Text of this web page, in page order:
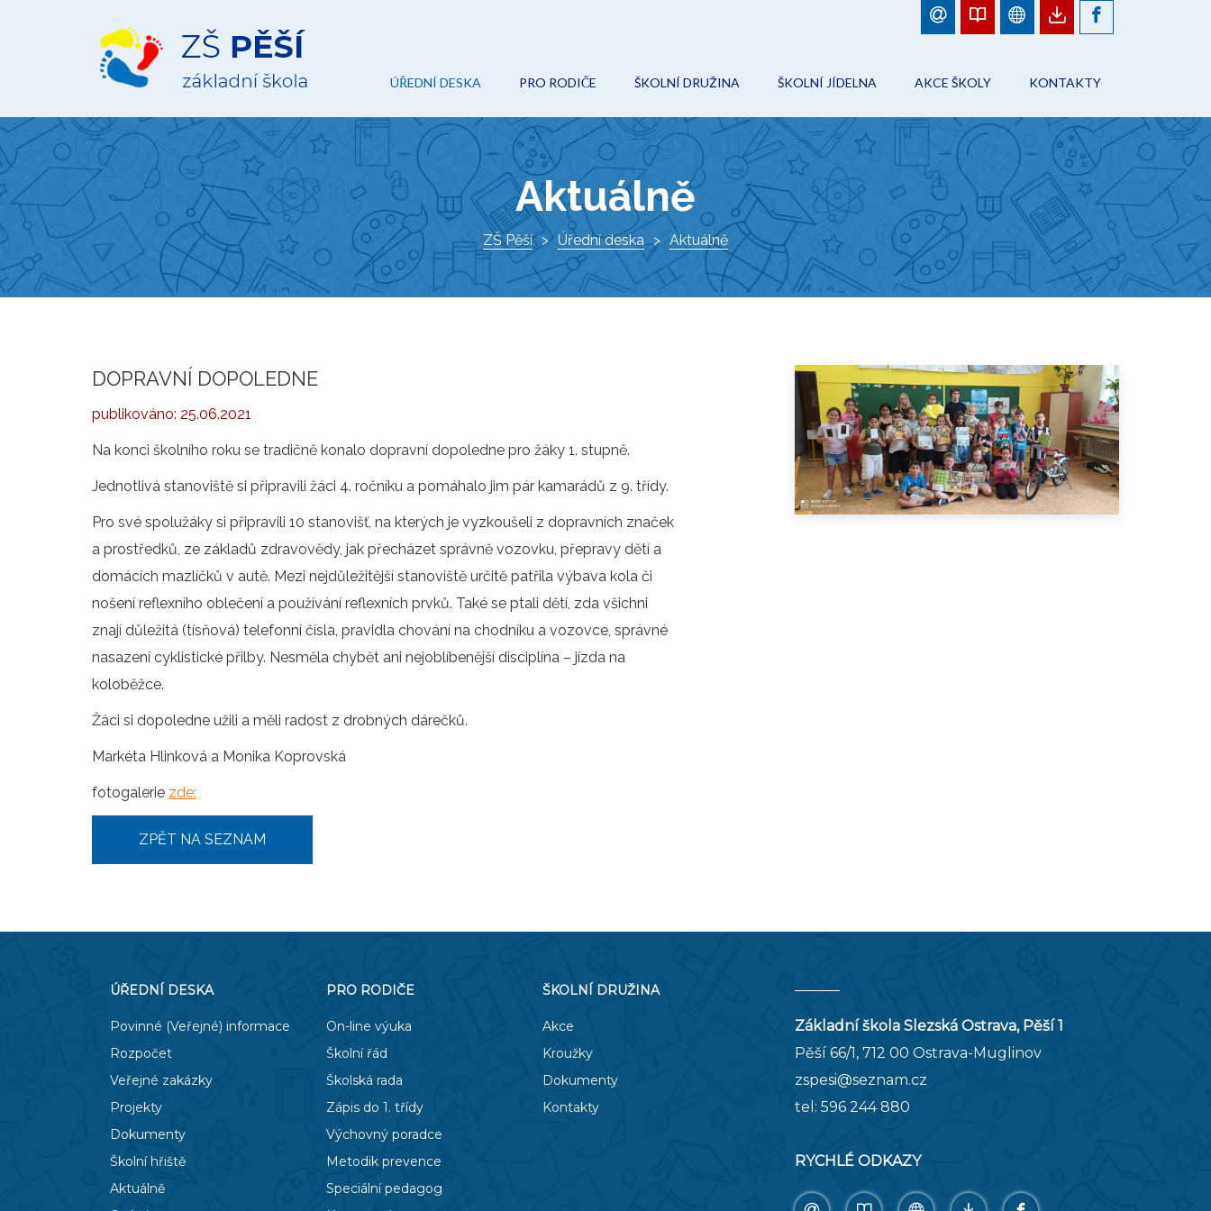
ZŠ
Pěší
ÚŘEDNÍ DESKA
POVINNÉ (VEŘEJNÉ) INFORMACE
ROZPOČET
VEŘEJNÉ ZAKÁZKY
PROJEKTY
DOKUMENTY
PRO RODIČE
ON-LINE VÝUKA
ŠKOLNÍ ŘÁD
ŠKOLSKÁ RADA
ZÁPIS DO 1. TŘÍDY
VÝCHOVNÝ PORADCE
ŠPP
ŠKOLNÍ DRUŽINA
AKCE
KROUŽKY
DOKUMENTY
KONTAKTY
ŠKOLNÍ JÍDELNA
OBJEDNÁVKY JÍDEL
ŘÁD ŠKOLNÍHO STRAVOVÁNÍ
INFORMACE
KONTAKTY
AKCE ŠKOLY
FOTOGALERIE
PLÁN AKCÍ
AKCE ŠKOLY
KONTAKTY
ŠKOLA
PRACOVNÍCI ŠKOLY
ŠKOLNÍ JÍDELNA
ŠKOLNÍ DRUŽINA
Aktuálně
ZŠ Pěší Úřední deska Aktuálně
DOPRAVNÍ DOPOLEDNE
publikováno: 25.06.2021
Na konci školního roku se tradičně konalo dopravní dopoledne pro žáky 1. stupně.
Jednotlivá stanoviště si připravili žáci 4. ročníku a pomáhalo jim pár kamarádů z 9. třídy.
Pro své spolužáky si připravili 10 stanovišť, na kterých je vyzkoušeli z dopravních značek
a prostředků, ze základů zdravovědy, jak přecházet správně vozovku, přepravy dětí a
domácích mazlíčků v autě. Mezi nejdůležitější stanoviště určitě patřila výbava kola či
nošení reflexního oblečení a používání reflexních prvků. Také se ptali dětí, zda všichni
znají důležitá (tísňová) telefonní čísla, pravidla chování na chodníku a vozovce, správné
nasazení cyklistické přilby. Nesměla chybět ani nejoblíbenější disciplína – jízda na
koloběžce.
Žáci si dopoledne užili a měli radost z drobných dárečků.
Markéta Hlinková a Monika Koprovská
fotogalerie zde:
ZPĚT NA SEZNAM
ÚŘEDNÍ DESKA
Povinné (Veřejné) informace
Rozpočet
Veřejné zakázky
Projekty
Dokumenty
Školní hřiště
Aktuálně
PRO RODIČE
On-line výuka
Školní řád
Školská rada
Zápis do 1. třídy
Výchovný poradce
Metodik prevence
Speciální pedagog
ŠKOLNÍ DRUŽINA
Akce
Kroužky
Dokumenty
Kontakty
Základní škola Slezská Ostrava, Pěší 1
Pěší 66/1, 712 00 Ostrava-Muglinov
zspesi@seznam.cz
tel: 596 244 880
RYCHLÉ ODKAZY